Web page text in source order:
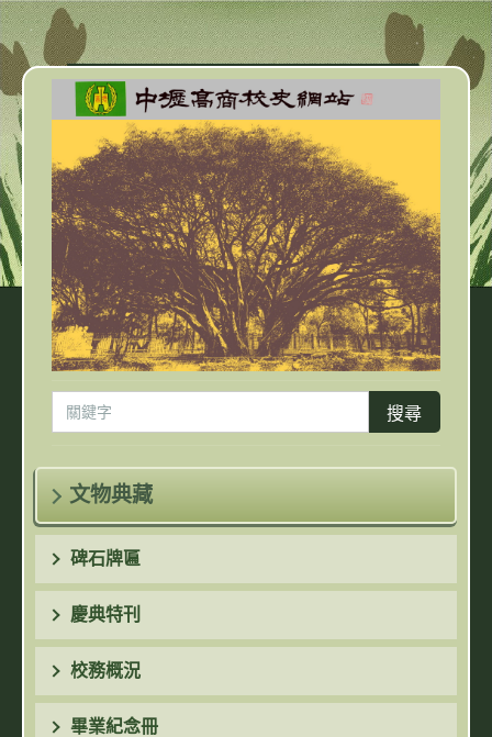
跳
到
主
要
內
容
區
搜尋
文物典藏
碑石牌匾
慶典特刊
校務概況
畢業紀念冊